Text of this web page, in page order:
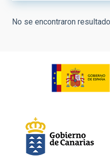
No se encontraron